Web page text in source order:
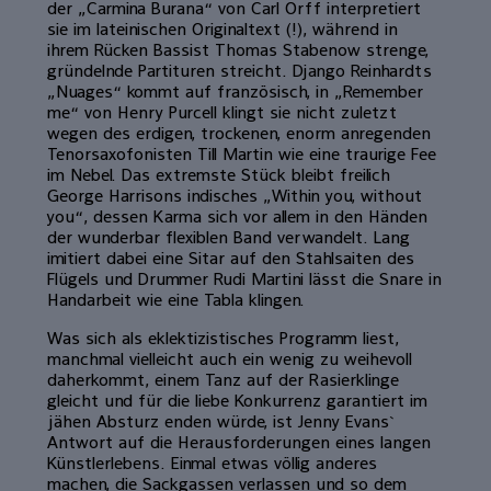
der „Carmina Burana“ von Carl Orff interpretiert
sie im lateinischen Originaltext (!), während in
ihrem Rücken Bassist Thomas Stabenow strenge,
gründelnde Partituren streicht. Django Reinhardts
„Nuages“ kommt auf französisch, in „Remember
me“ von Henry Purcell klingt sie nicht zuletzt
wegen des erdigen, trockenen, enorm anregenden
Tenorsaxofonisten Till Martin wie eine traurige Fee
im Nebel. Das extremste Stück bleibt freilich
George Harrisons indisches „Within you, without
you“, dessen Karma sich vor allem in den Händen
der wunderbar flexiblen Band verwandelt. Lang
imitiert dabei eine Sitar auf den Stahlsaiten des
Flügels und Drummer Rudi Martini lässt die Snare in
Handarbeit wie eine Tabla klingen.
Was sich als eklektizistisches Programm liest,
manchmal vielleicht auch ein wenig zu weihevoll
daherkommt, einem Tanz auf der Rasierklinge
gleicht und für die liebe Konkurrenz garantiert im
jähen Absturz enden würde, ist Jenny Evans`
Antwort auf die Herausforderungen eines langen
Künstlerlebens. Einmal etwas völlig anderes
machen, die Sackgassen verlassen und so dem